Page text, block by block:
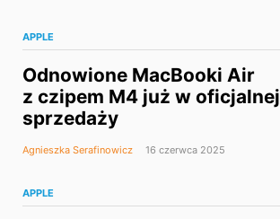
APPLE
Odnowione MacBooki Air
z czipem M4 już w oficjalnej
sprzedaży
Agnieszka Serafinowicz 16 czerwca 2025
APPLE